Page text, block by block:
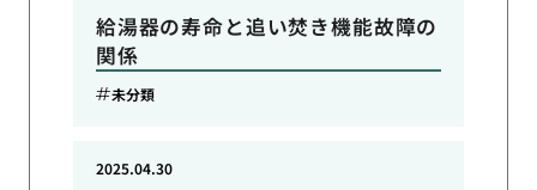
給湯器の寿命と追い焚き機能故障の
関係
未分類
2025.04.30